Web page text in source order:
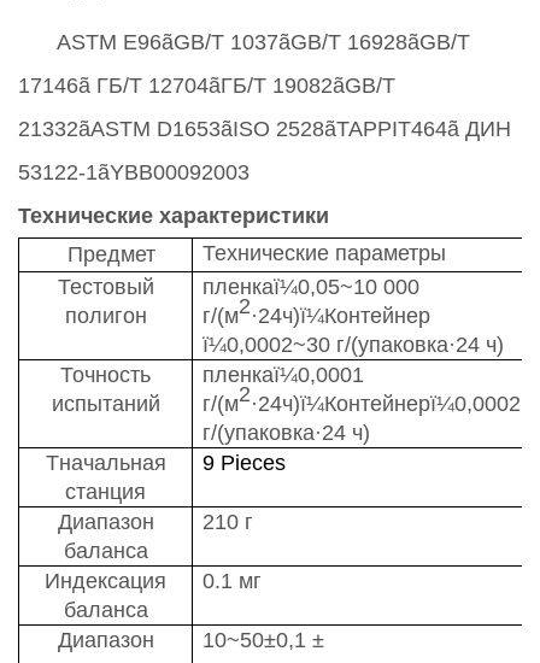
ASTM E96ãGB/T 1037ãGB/T 16928ãGB/T
17146ã ГБ/Т 12704ãГБ/Т 19082ãGB/T
21332ãASTM D1653ãISO 2528ãTAPPIT464ã ДИН
53122-1ãYBB00092003
Технические характеристики
Предмет
Технические параметры
Тестовый
полигон
пленкаï¼0,05~10 000
г/(м2·24ч)ï¼Контейнер
ï¼0,0002~30 г/(упаковка·24 ч)
Точность
испытаний
пленкаï¼0,0001
г/(м2·24ч)ï¼Контейнерï¼0,0002
г/(упаковка·24 ч)
Tначальная
станция
9 Pieces
Диапазон
баланса
210 г
Индексация
баланса
0.1 мг
Диапазон
10~50±0,1 ±